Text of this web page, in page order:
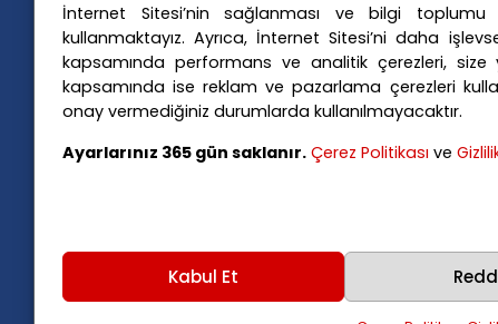
İnternet Sitesi’nin sağlanması ve bilgi toplumu
kullanmaktayız. Ayrıca, İnternet Sitesi’ni daha
kapsamında performans ve analitik çerezleri, size
kapsamında ise reklam ve pazarlama çerezleri
onay vermediğiniz durumlarda kullanılmayacaktır.
Ayarlarınız 365 gün saklanır. Çerez Politikası ve
Kabul Et
Avusturya basınındaki haberleri
anında Türkçe'ye çevirerek,
gündemini ana dillerinde takip